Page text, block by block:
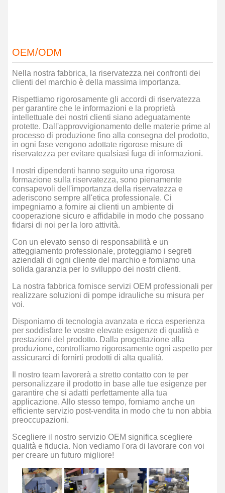
OEM/ODM
Nella nostra fabbrica, la riservatezza nei confronti dei
clienti del marchio è della massima importanza.
Rispettiamo rigorosamente gli accordi di riservatezza
per garantire che le informazioni e la proprietà
intellettuale dei nostri clienti siano adeguatamente
protette. Dall'approvvigionamento delle materie prime al
processo di produzione fino alla consegna del prodotto,
in ogni fase vengono adottate rigorose misure di
riservatezza per evitare qualsiasi fuga di informazioni.
I nostri dipendenti hanno seguito una rigorosa
formazione sulla riservatezza, sono pienamente
consapevoli dell'importanza della riservatezza e
aderiscono sempre all'etica professionale. Ci
impegniamo a fornire ai clienti un ambiente di
cooperazione sicuro e affidabile in modo che possano
fidarsi di noi per la loro attività.
Con un elevato senso di responsabilità e un
atteggiamento professionale, proteggiamo i segreti
aziendali di ogni cliente del marchio e forniamo una
solida garanzia per lo sviluppo dei nostri clienti.
La nostra fabbrica fornisce servizi OEM professionali per
realizzare soluzioni di pompe idrauliche su misura per
voi.
Disponiamo di tecnologia avanzata e ricca esperienza
per soddisfare le vostre elevate esigenze di qualità e
prestazioni del prodotto. Dalla progettazione alla
produzione, controlliamo rigorosamente ogni aspetto per
assicurarci di fornirti prodotti di alta qualità.
Il nostro team lavorerà a stretto contatto con te per
personalizzare il prodotto in base alle tue esigenze per
garantire che si adatti perfettamente alla tua
applicazione. Allo stesso tempo, forniamo anche un
efficiente servizio post-vendita in modo che tu non abbia
preoccupazioni.
Scegliere il nostro servizio OEM significa scegliere
qualità e fiducia. Non vediamo l'ora di lavorare con voi
per creare un futuro migliore!